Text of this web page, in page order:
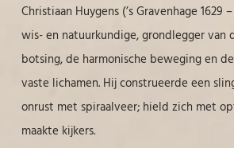
Christiaan Huygens (’s Gravenhage 1629
wis- en natuurkundige, grondlegger van
botsing, de harmonische beweging en
vaste lichamen. Hij construeerde een
onrust met spiraalveer; hield zich met
maakte kijkers.